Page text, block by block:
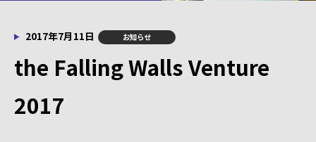
2017年7月11日 お知らせ
the Falling Walls Venture
2017